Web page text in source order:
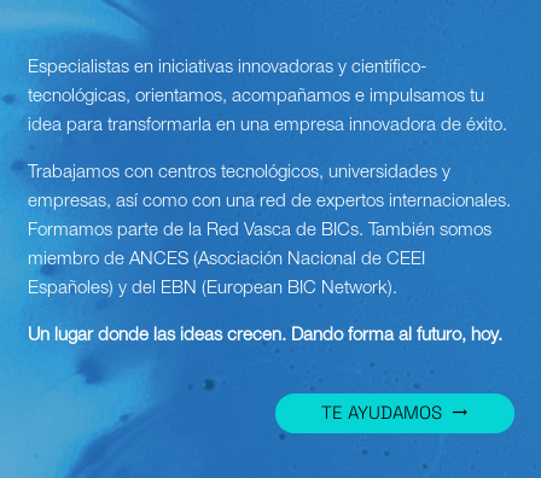
Especialistas en iniciativas innovadoras y científico-
tecnológicas, orientamos, acompañamos e impulsamos tu
idea para transformarla en una empresa innovadora de éxito.
Trabajamos con centros tecnológicos, universidades y
empresas, así como con una red de expertos internacionales.
Formamos parte de la Red Vasca de BICs. También somos
miembro de ANCES (Asociación Nacional de CEEI
Españoles) y del EBN (European BIC Network).
Un lugar donde las ideas crecen. Dando forma al futuro, hoy.
TE AYUDAMOS trending_flat